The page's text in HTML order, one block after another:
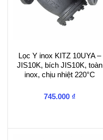
Lọc Y inox KITZ 10UYA –
JIS10K, bích JIS10K, toàn
inox, chịu nhiệt 220°C
745.000 ₫